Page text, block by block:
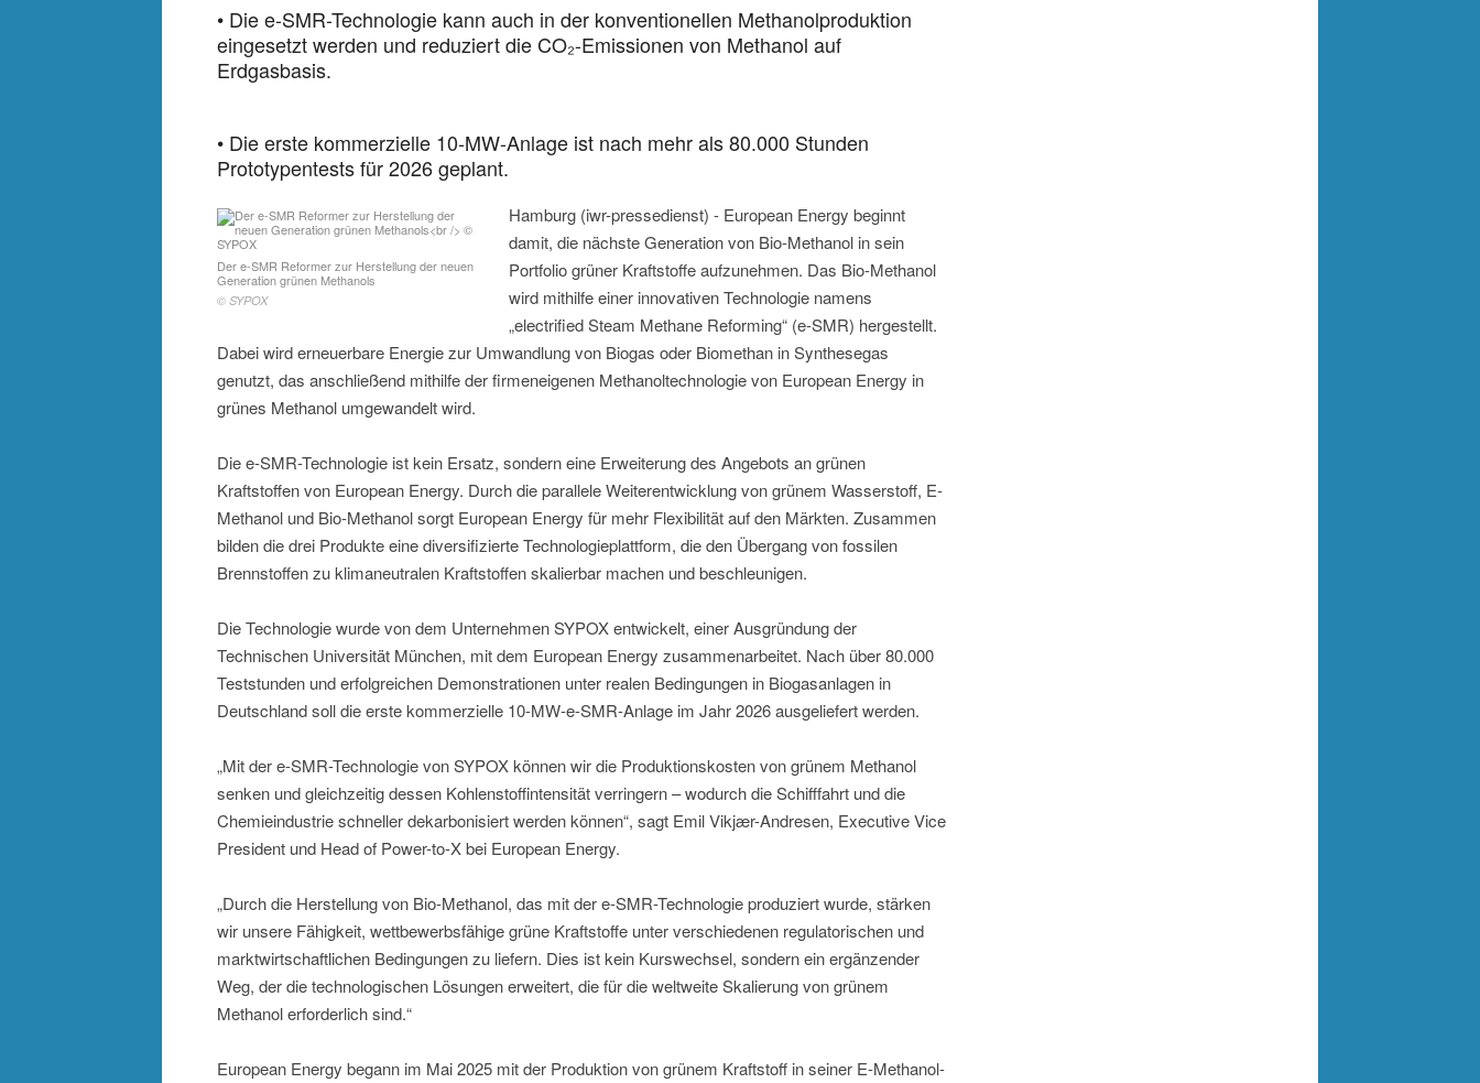
• Die e-SMR-Technologie kann auch in der konventionellen Methanolproduktion
eingesetzt werden und reduziert die CO₂-Emissionen von Methanol auf
Erdgasbasis.
• Die erste kommerzielle 10-MW-Anlage ist nach mehr als 80.000 Stunden
Prototypentests für 2026 geplant.
Der e-SMR Reformer zur Herstellung der neuen
Generation grünen Methanols
© SYPOX
Hamburg (iwr-pressedienst) - European Energy beginnt
damit, die nächste Generation von Bio-Methanol in sein
Portfolio grüner Kraftstoffe aufzunehmen. Das Bio-Methanol
wird mithilfe einer innovativen Technologie namens
„electrified Steam Methane Reforming“ (e-SMR) hergestellt.
Dabei wird erneuerbare Energie zur Umwandlung von Biogas oder Biomethan in Synthesegas
genutzt, das anschließend mithilfe der firmeneigenen Methanoltechnologie von European Energy in
grünes Methanol umgewandelt wird.
Die e-SMR-Technologie ist kein Ersatz, sondern eine Erweiterung des Angebots an grünen
Kraftstoffen von European Energy. Durch die parallele Weiterentwicklung von grünem Wasserstoff, E-
Methanol und Bio-Methanol sorgt European Energy für mehr Flexibilität auf den Märkten. Zusammen
bilden die drei Produkte eine diversifizierte Technologieplattform, die den Übergang von fossilen
Brennstoffen zu klimaneutralen Kraftstoffen skalierbar machen und beschleunigen.
Die Technologie wurde von dem Unternehmen SYPOX entwickelt, einer Ausgründung der
Technischen Universität München, mit dem European Energy zusammenarbeitet. Nach über 80.000
Teststunden und erfolgreichen Demonstrationen unter realen Bedingungen in Biogasanlagen in
Deutschland soll die erste kommerzielle 10-MW-e-SMR-Anlage im Jahr 2026 ausgeliefert werden.
„Mit der e-SMR-Technologie von SYPOX können wir die Produktionskosten von grünem Methanol
senken und gleichzeitig dessen Kohlenstoffintensität verringern – wodurch die Schifffahrt und die
Chemieindustrie schneller dekarbonisiert werden können“, sagt Emil Vikjær-Andresen, Executive Vice
President und Head of Power-to-X bei European Energy.
„Durch die Herstellung von Bio-Methanol, das mit der e-SMR-Technologie produziert wurde, stärken
wir unsere Fähigkeit, wettbewerbsfähige grüne Kraftstoffe unter verschiedenen regulatorischen und
marktwirtschaftlichen Bedingungen zu liefern. Dies ist kein Kurswechsel, sondern ein ergänzender
Weg, der die technologischen Lösungen erweitert, die für die weltweite Skalierung von grünem
Methanol erforderlich sind.“
European Energy begann im Mai 2025 mit der Produktion von grünem Kraftstoff in seiner E-Methanol-